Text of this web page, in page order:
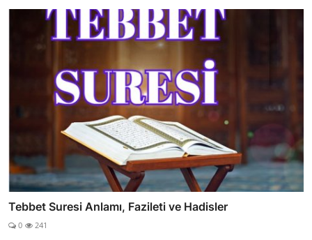
Tebbet Suresi Anlamı, Fazileti ve Hadisler
0 241